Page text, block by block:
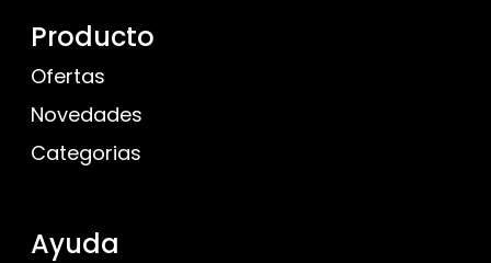
Producto
Ofertas
Novedades
Categorias
Ayuda